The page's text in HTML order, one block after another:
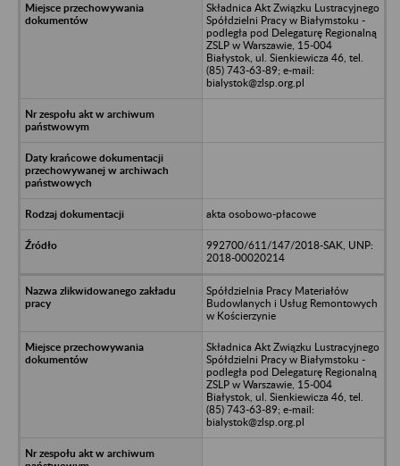
Składnica Akt Związku Lustracyjnego
Spółdzielni Pracy w Białymstoku -
podległa pod Delegaturę Regionalną
ZSLP w Warszawie, 15-004
Białystok, ul. Sienkiewicza 46, tel.
(85) 743-63-89; e-mail:
bialystok@zlsp.org.pl
akta osobowo-płacowe
992700/611/147/2018-SAK, UNP:
2018-00020214
Spółdzielnia Pracy Materiałów
Budowlanych i Usług Remontowych
w Kościerzynie
Składnica Akt Związku Lustracyjnego
Spółdzielni Pracy w Białymstoku -
podległa pod Delegaturę Regionalną
ZSLP w Warszawie, 15-004
Białystok, ul. Sienkiewicza 46, tel.
(85) 743-63-89; e-mail:
bialystok@zlsp.org.pl